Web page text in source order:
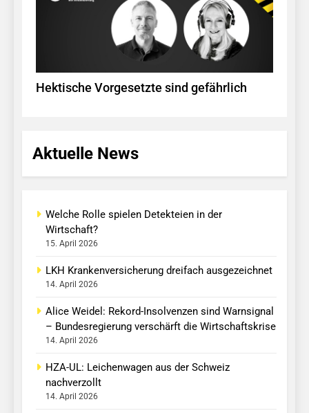
Hektische Vorgesetzte sind gefährlich
Aktuelle News
Welche Rolle spielen Detekteien in der
Wirtschaft?
15. April 2026
LKH Krankenversicherung dreifach ausgezeichnet
14. April 2026
Alice Weidel: Rekord-Insolvenzen sind Warnsignal
– Bundesregierung verschärft die Wirtschaftskrise
14. April 2026
HZA-UL: Leichenwagen aus der Schweiz
nachverzollt
14. April 2026